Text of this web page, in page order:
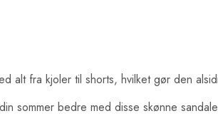
alt fra kjoler til shorts, hvilket gør den
bedre med disse skønne